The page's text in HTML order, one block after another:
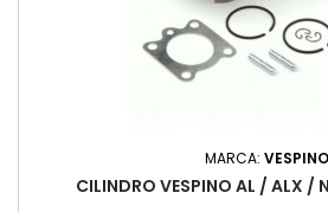
MARCA: VESPINO
CILINDRO VESPINO AL / ALX /